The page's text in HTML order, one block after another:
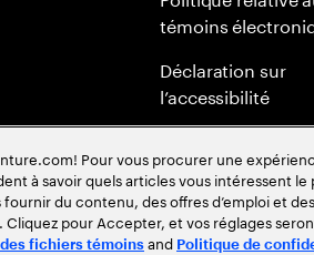
témoins
Déclaration sur
l’accessibilité
Politique
méritocratie
Pour vous procurer une
à savoir quels articles vous intéressent
du contenu, des offres d’emploi et
Cliquez pour Accepter, et vos réglages
fichiers témoins and Politique de